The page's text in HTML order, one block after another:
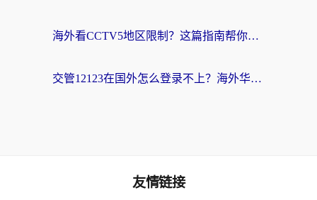
海外看CCTV5地区限制？这篇指南帮你流畅看欧洲杯、NBA还听中文解说
交管12123在国外怎么登录不上？海外华人必看的回国加速器选择指南
友情链接